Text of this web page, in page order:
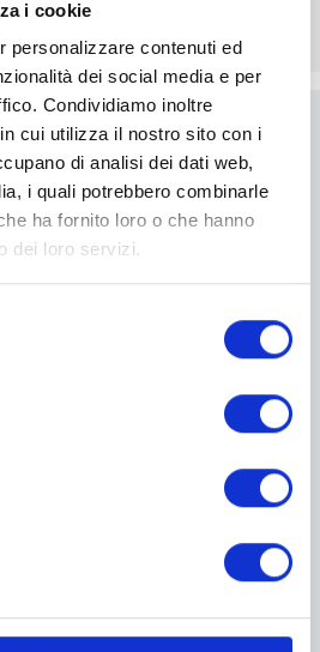
i cookie
personalizzare contenuti ed
dei social media e per
Condividiamo inoltre
cui utilizza il nostro sito con i
di analisi dei dati web,
i quali potrebbero combinarle
ha fornito loro o che hanno
dei loro servizi.
per essere
con * sono obbligatori